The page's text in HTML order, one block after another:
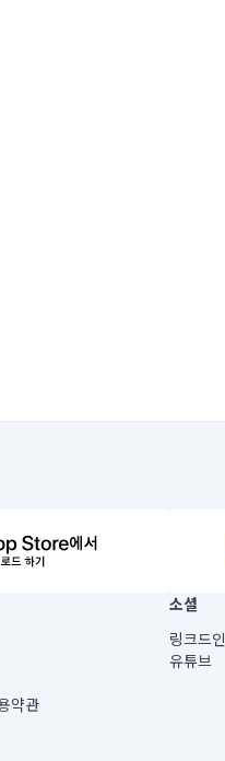
약관
소셜
링크드인
유튜브